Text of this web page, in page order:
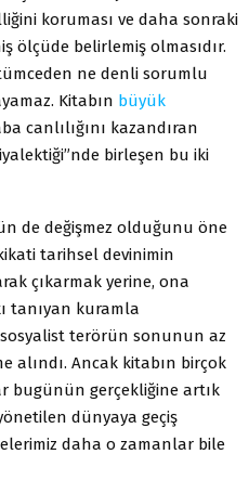
koruması ve daha sonraki
ölçüde belirlemiş olmasıdır.
ne denli sorumlu
Kitabın büyük
canlılığını kazandıran
birleşen bu iki
de değişmez olduğunu öne
tarihsel devinimin
çıkarmak yerine, ona
tanıyan kuramla
terörün sonunun az
alındı. Ancak kitabın birçok
bugünün gerçekliğine artık
dünyaya geçiş
daha o zamanlar bile